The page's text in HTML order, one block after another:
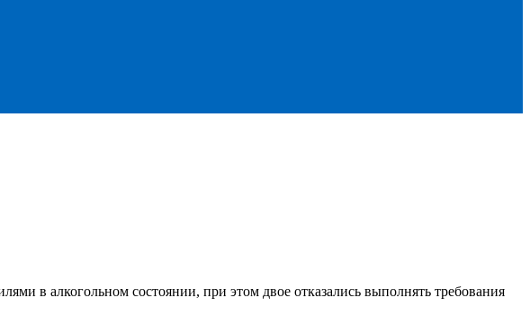
в алкогольном состоянии, при этом двое отказались выполнять требования